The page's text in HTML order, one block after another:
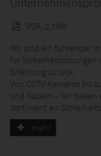
Kabel &
Stromversorgung &
Akkus)
Befestigung &
Halterungen)
Audio-/Video-
Gegensprechanlagen)
IT- & AV-Lösungen
PDF, 2.7Mb
Wir sind ein führender
für Sicherheitslösungen
Erfahrung zurück.
Von CCTV-Kameras bis
und Kabeln – wir bieten
Sortiment an
Egal, was Sie
mehr